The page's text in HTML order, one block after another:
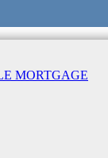
MORTGAGE